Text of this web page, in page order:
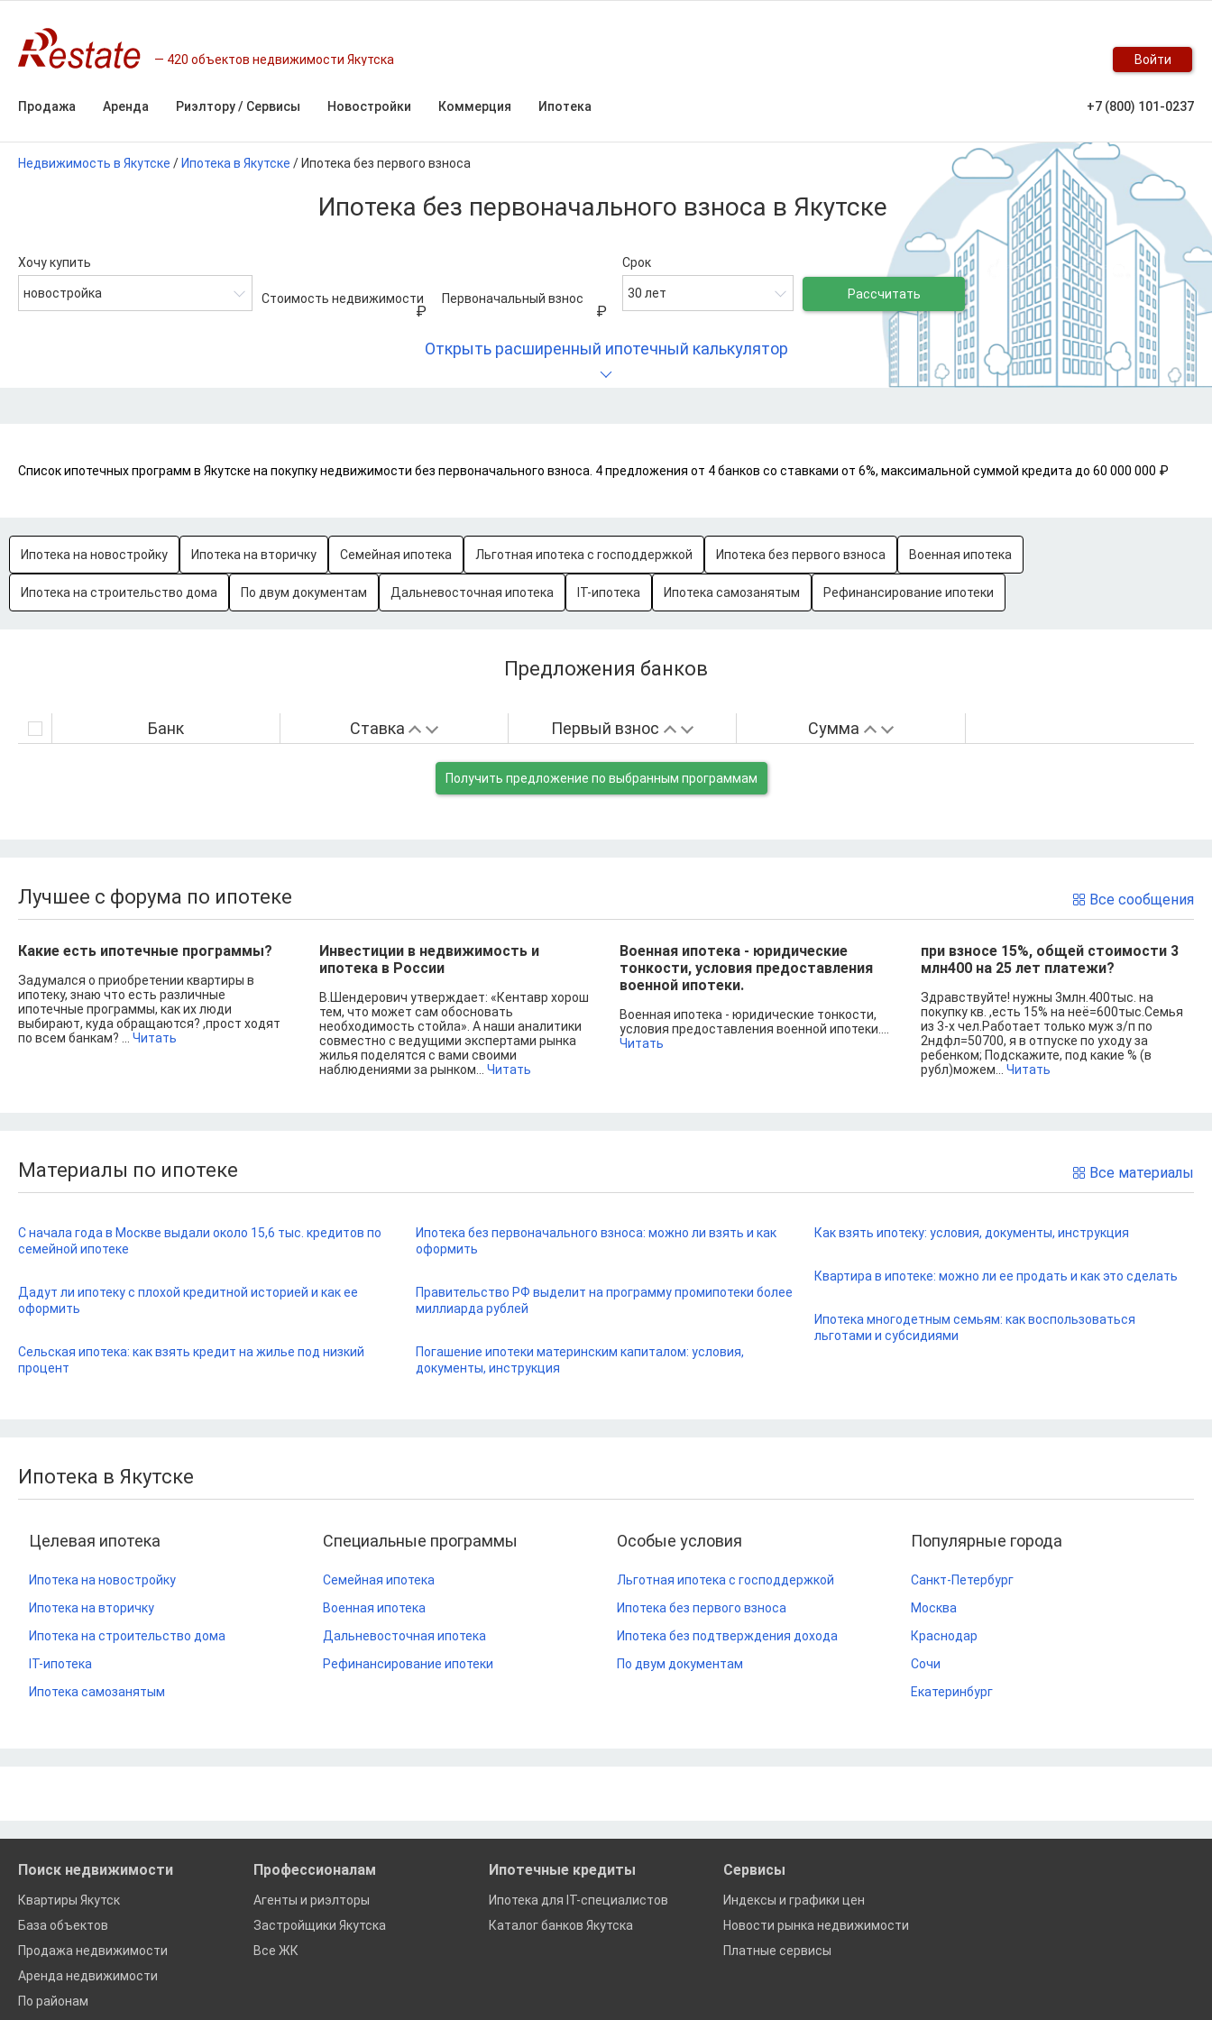
420 объектов недвижимости Якутска Войти
Продажа Аренда Риэлтору / Сервисы Новостройки Коммерция Ипотека +7 (800) 101-0237
Недвижимость в Якутске / Ипотека в Якутске / Ипотека без первого взноса
Ипотека без первоначального взноса в Якутске
Хочу купить
новостройка Стоимость недвижимости Первоначальный взнос
Срок
30 лет Рассчитать
Открыть расширенный ипотечный калькулятор
Список ипотечных программ в Якутске на покупку недвижимости без первоначального взноса. 4 предложения от 4 банков со ставками от 6%, максимальной суммой кредита до 60 000 000 ₽
Ипотека на новостройку Ипотека на вторичку Семейная ипотека Льготная ипотека с господдержкой Ипотека без первого взноса Военная ипотека
Ипотека на строительство дома По двум документам Дальневосточная ипотека IT-ипотека Ипотека самозанятым Рефинансирование ипотеки
Предложения банков
Банк Ставка Первый взнос Сумма
Получить предложение по выбранным программам
Все сообщения
Лучшее с форума по ипотеке
Какие есть ипотечные программы?
Задумался о приобретении квартиры в
ипотеку, знаю что есть различные
ипотечные программы, как их люди
выбирают, куда обращаются? ,прост ходят
по всем банкам? ... Читать
Инвестиции в недвижимость и
ипотека в России
В.Шендерович утверждает: «Кентавр хорош
тем, что может сам обосновать
необходимость стойла». А наши аналитики
совместно с ведущими экспертами рынка
жилья поделятся с вами своими
наблюдениями за рынком... Читать
Военная ипотека - юридические
тонкости, условия предоставления
военной ипотеки.
Военная ипотека - юридические тонкости,
условия предоставления военной ипотеки....
Читать
при взносе 15%, общей стоимости 3
млн400 на 25 лет платежи?
Здравствуйте! нужны 3млн.400тыс. на
покупку кв. ,есть 15% на неё=600тыс.Семья
из 3-х чел.Работает только муж з/п по
2ндфл=50700, я в отпуске по уходу за
ребенком; Подскажите, под какие % (в
рубл)можем... Читать
Все материалы
Материалы по ипотеке
С начала года в Москве выдали около 15,6 тыс. кредитов по
семейной ипотеке
Дадут ли ипотеку с плохой кредитной историей и как ее
оформить
Сельская ипотека: как взять кредит на жилье под низкий
процент
Ипотека без первоначального взноса: можно ли взять и как
оформить
Правительство РФ выделит на программу промипотеки более
миллиарда рублей
Погашение ипотеки материнским капиталом: условия,
документы, инструкция
Как взять ипотеку: условия, документы, инструкция
Квартира в ипотеке: можно ли ее продать и как это сделать
Ипотека многодетным семьям: как воспользоваться
льготами и субсидиями
Ипотека в Якутске
Целевая ипотека
Ипотека на новостройку
Ипотека на вторичку
Ипотека на строительство дома
IT-ипотека
Ипотека самозанятым
Специальные программы
Семейная ипотека
Военная ипотека
Дальневосточная ипотека
Рефинансирование ипотеки
Особые условия
Льготная ипотека с господдержкой
Ипотека без первого взноса
Ипотека без подтверждения дохода
По двум документам
Популярные города
Санкт-Петербург
Москва
Краснодар
Сочи
Екатеринбург
Поиск недвижимости
Квартиры Якутск
База объектов
Продажа недвижимости
Аренда недвижимости
По районам
Профессионалам
Агенты и риэлторы
Застройщики Якутска
Все ЖК
Ипотечные кредиты
Ипотека для IT-специалистов
Каталог банков Якутска
Сервисы
Индексы и графики цен
Новости рынка недвижимости
Платные сервисы